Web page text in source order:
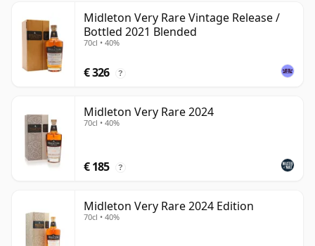
Midleton Very Rare Vintage Release /
Bottled 2021 Blended
70cl • 40%
€ 326 ?
Midleton Very Rare 2024
70cl • 40%
€ 185 ?
Midleton Very Rare 2024 Edition
70cl • 40%